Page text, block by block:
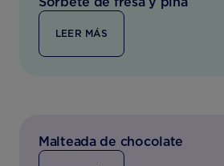
LEER MÁS
Malteada de chocolate